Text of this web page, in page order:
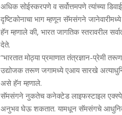
अधिक सोईस्‍करपणे व सर्वोत्तमपणे त्‍यांच्‍या
दृष्टिकोनाचा भाग म्‍हणून सॅमसंगने
हॅन म्‍हणाले की, भारत जागतिक स्‍तरावरील
देते.
”भारतात मोठ्या प्रमाणात तंत्रज्ञान-प्रेमी
उद्योजक तरूण जगामध्‍ये एआय सारखे
असे हॅन म्‍हणाले.
सॅमसंगने नुकतेच कनेक्‍टेड लाइफस्‍टाइल
अनुभव घेऊ शकतात. यामधून सॅमसंगचे आधुनिक